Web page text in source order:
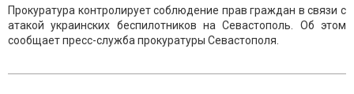
Прокуратура контролирует соблюдение прав граждан в связи с
атакой украинских беспилотников на Севастополь. Об этом
сообщает пресс-служба прокуратуры Севастополя.